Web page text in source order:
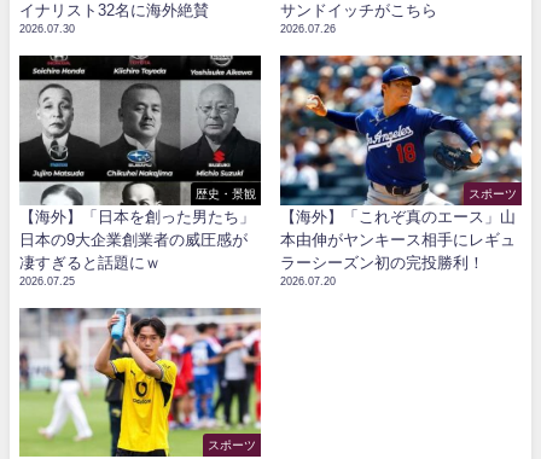
イナリスト32名に海外絶賛
2026.07.30
サンドイッチがこちら
2026.07.26
歴史・景観
【海外】「日本を創った男たち」
日本の9大企業創業者の威圧感が
凄すぎると話題にｗ
2026.07.25
スポーツ
【海外】「これぞ真のエース」山
本由伸がヤンキース相手にレギュ
ラーシーズン初の完投勝利！
2026.07.20
スポーツ